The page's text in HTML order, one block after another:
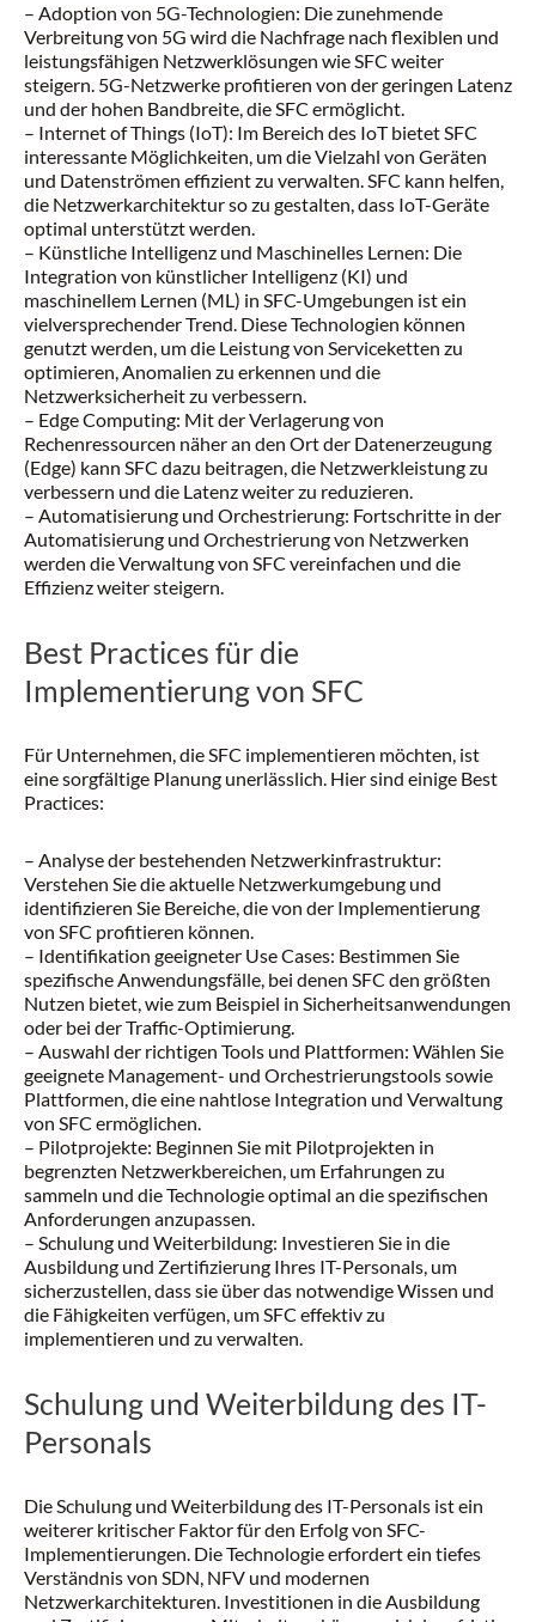
– Adoption von 5G-Technologien: Die zunehmende
Verbreitung von 5G wird die Nachfrage nach flexiblen und
leistungsfähigen Netzwerklösungen wie SFC weiter
steigern. 5G-Netzwerke profitieren von der geringen Latenz
und der hohen Bandbreite, die SFC ermöglicht.
– Internet of Things (IoT): Im Bereich des IoT bietet SFC
interessante Möglichkeiten, um die Vielzahl von Geräten
und Datenströmen effizient zu verwalten. SFC kann helfen,
die Netzwerkarchitektur so zu gestalten, dass IoT-Geräte
optimal unterstützt werden.
– Künstliche Intelligenz und Maschinelles Lernen: Die
Integration von künstlicher Intelligenz (KI) und
maschinellem Lernen (ML) in SFC-Umgebungen ist ein
vielversprechender Trend. Diese Technologien können
genutzt werden, um die Leistung von Serviceketten zu
optimieren, Anomalien zu erkennen und die
Netzwerksicherheit zu verbessern.
– Edge Computing: Mit der Verlagerung von
Rechenressourcen näher an den Ort der Datenerzeugung
(Edge) kann SFC dazu beitragen, die Netzwerkleistung zu
verbessern und die Latenz weiter zu reduzieren.
– Automatisierung und Orchestrierung: Fortschritte in der
Automatisierung und Orchestrierung von Netzwerken
werden die Verwaltung von SFC vereinfachen und die
Effizienz weiter steigern.
Best Practices für die
Implementierung von SFC
Für Unternehmen, die SFC implementieren möchten, ist
eine sorgfältige Planung unerlässlich. Hier sind einige Best
Practices:
– Analyse der bestehenden Netzwerkinfrastruktur:
Verstehen Sie die aktuelle Netzwerkumgebung und
identifizieren Sie Bereiche, die von der Implementierung
von SFC profitieren können.
– Identifikation geeigneter Use Cases: Bestimmen Sie
spezifische Anwendungsfälle, bei denen SFC den größten
Nutzen bietet, wie zum Beispiel in Sicherheitsanwendungen
oder bei der Traffic-Optimierung.
– Auswahl der richtigen Tools und Plattformen: Wählen Sie
geeignete Management- und Orchestrierungstools sowie
Plattformen, die eine nahtlose Integration und Verwaltung
von SFC ermöglichen.
– Pilotprojekte: Beginnen Sie mit Pilotprojekten in
begrenzten Netzwerkbereichen, um Erfahrungen zu
sammeln und die Technologie optimal an die spezifischen
Anforderungen anzupassen.
– Schulung und Weiterbildung: Investieren Sie in die
Ausbildung und Zertifizierung Ihres IT-Personals, um
sicherzustellen, dass sie über das notwendige Wissen und
die Fähigkeiten verfügen, um SFC effektiv zu
implementieren und zu verwalten.
Schulung und Weiterbildung des IT-
Personals
Die Schulung und Weiterbildung des IT-Personals ist ein
weiterer kritischer Faktor für den Erfolg von SFC-
Implementierungen. Die Technologie erfordert ein tiefes
Verständnis von SDN, NFV und modernen
Netzwerkarchitekturen. Investitionen in die Ausbildung